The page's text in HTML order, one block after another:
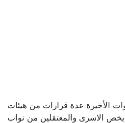
الأخيرة عدة قرارات من هيئات
الاسرى والمعتقلين من نواب